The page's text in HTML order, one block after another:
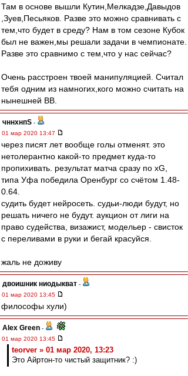
Там в основе вышли Кутин,Мелкадзе,Давыдов
,Зуев,Песьяков. Разве это можно сравнивать с
тем,что будет в среду? Нам в том сезоне Кубок
был не важен,мы решали задачи в чемпионате.
Разве это сравнимо с тем,что у нас сейчас?
Очень расстроен твоей манипуляцией. Считал
тебя одним из намногих,кого можно считать на
нынешней ВВ.
чннхнпS -
01 мар 2020 13:47
через писят лет вообще голы отменят. это
нетолерантно какой-то предмет куда-то
пропихивать. результат матча сразу по xG,
типа Уфа победила Оренбург со счётом 1.48-
0.64.
судить будет нейросеть. судьи-люди будут, но
решать ничего не будут. аукцион от лиги на
право судейства, визажист, модельер - свисток
с переливами в руки и бегай красуйся.
жаль не доживу
двоишник ниодыкват -
01 мар 2020 13:45
философы хули)
Alex Green -
01 мар 2020 13:45
teorver » 01 мар 2020, 13:23
Это Айртон-то чистый защитник? :)